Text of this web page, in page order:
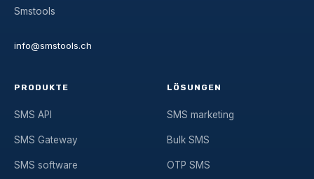
Smstools
info@smstools.ch
PRODUKTE
SMS API
SMS Gateway
SMS software
LÖSUNGEN
SMS marketing
Bulk SMS
OTP SMS